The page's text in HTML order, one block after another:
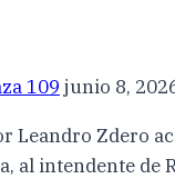
109 junio 8,
Leandro Zdero
al intendente de